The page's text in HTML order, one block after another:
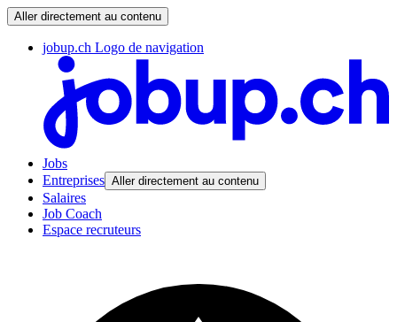
Aller directement au contenu
jobup.ch Logo de navigation
Jobs
Entreprises Aller directement au contenu
Salaires
Job Coach
Espace recruteurs